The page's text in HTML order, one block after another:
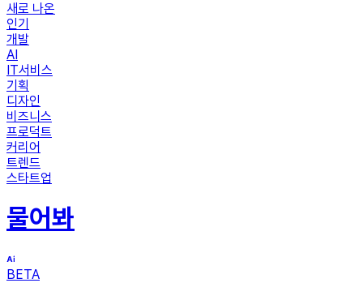
새로 나온
인기
개발
AI
IT서비스
기획
디자인
비즈니스
프로덕트
커리어
트렌드
스타트업
물어봐
BETA